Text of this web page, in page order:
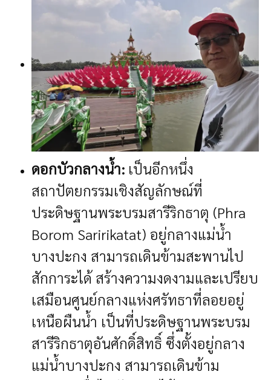
ดอกบัวกลางน้ำ: เป็นอีกหนึ่ง
สถาปัตยกรรมเชิงสัญลักษณ์ที่
ประดิษฐานพระบรมสารีริกธาตุ (Phra
Borom Saririkatat) อยู่กลางแม่น้ำ
บางปะกง สามารถเดินข้ามสะพานไป
สักการะได้ สร้างความงดงามและเปรียบ
เสมือนศูนย์กลางแห่งศรัทธาที่ลอยอยู่
เหนือผืนน้ำ เป็นที่ประดิษฐานพระบรม
สารีริกธาตุอันศักดิ์สิทธิ์ ซึ่งตั้งอยู่กลาง
แม่น้ำบางปะกง สามารถเดินข้าม